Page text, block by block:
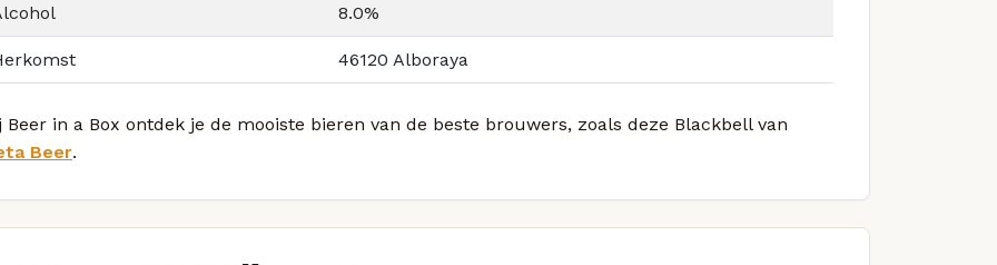
8.0%
46120 Alboraya
Beer in a Box ontdek je de mooiste bieren van de beste brouwers, zoals deze Blackbell van
Beer.